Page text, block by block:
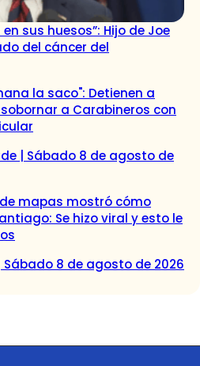
sus huesos”: Hijo de Joe
del cáncer del
la saco": Detienen a
a Carabineros con
| Sábado 8 de agosto de
mapas mostró cómo
Se hizo viral y esto le
Sábado 8 de agosto de 2026